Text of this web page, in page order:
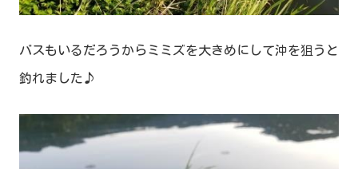
バスもいるだろうからミミズを大きめにして沖を狙うと
釣れました♪